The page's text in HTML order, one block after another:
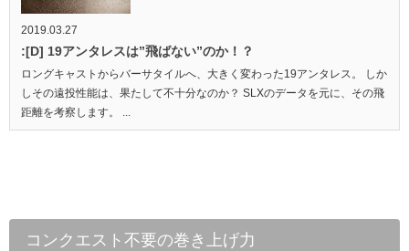
2019.03.27
:[D] 19アンタレスは”飛ばない”のか！？
ロングキャストからバーサタイルへ、大きく変わった19アンタレス。 しか
しその遠投性能は、果たして不十分なのか？ SLXのデータを元に、その飛
距離を考察します。 ...
コンクエスト不要の巻き上げ力